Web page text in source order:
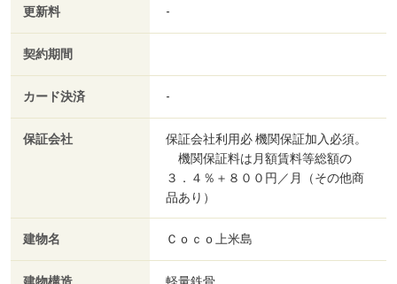
更新料 -
契約期間
カード決済 -
保証会社
保証会社利用必 機関保証加入必須。
機関保証料は月額賃料等総額の
３．４％＋８００円／月（その他商
品あり）
建物名 Ｃｏｃｏ上米島